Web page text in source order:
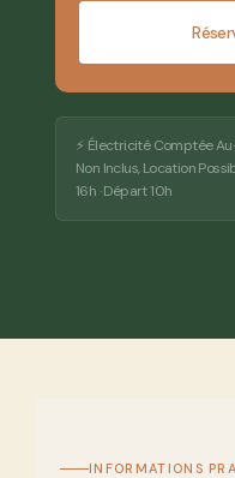
⚡ Électricité Comptée
Non Inclus, Location
16h · Départ 10h
INFORMATIONS